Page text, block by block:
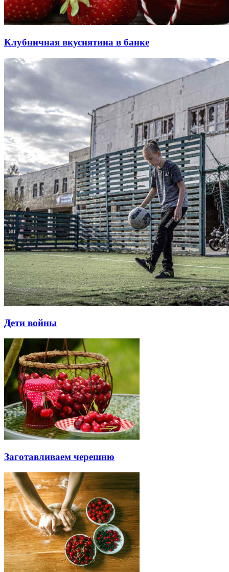
Клубничная вкуснятина в банке
Дети войны
Заготавливаем черешню